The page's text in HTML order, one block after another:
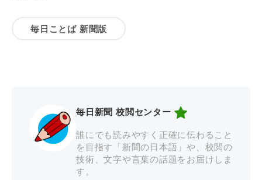
毎日ことば 新聞版
毎日新聞 校閲センター
誰にでも読みやすく正確に伝わること
を目指す「新聞の日本語」や、校閲の
技術、文字や言葉の話題をお届けしま
す。